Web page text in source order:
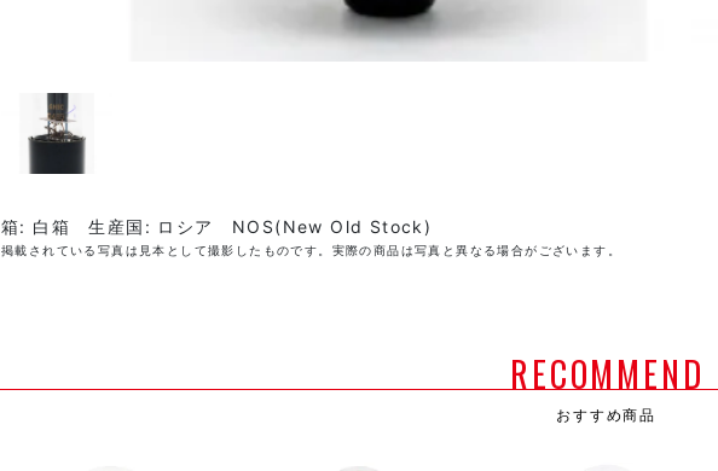
箱: 白箱 生産国: ロシア NOS(New Old Stock)
掲載されている写真は見本として撮影したものです。実際の商品は写真と異なる場合がございます。
RECOMMEND
おすすめ商品